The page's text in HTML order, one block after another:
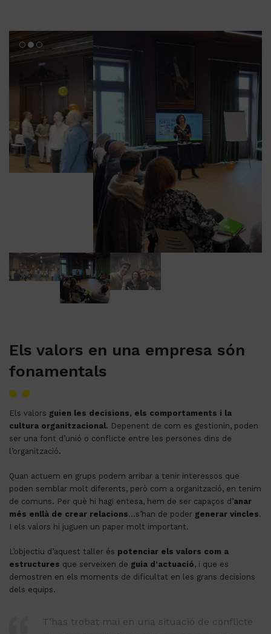
Els valors en una empresa són
fonamentals
Els valors guien les decisions, els comportaments i la
cultura organitzacional.
l’organització.
Quan actuem en grups podem arribar a tenir interessos que
poden semblar molt diferents, però com a organització, en tenim
de comuns. Per què hi hagi entesa, hem de ser capaços d’
I els valors hi juguen un paper molt important.
L’objectiu d’aquest taller éspotenciar els valors com a
estructures
dels equips.